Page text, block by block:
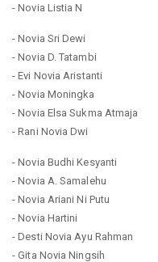
- Novia Listia N
- Novia Sri Dewi
- Novia D. Tatambi
- Evi Novia Aristanti
- Novia Moningka
- Novia Elsa Sukma Atmaja
- Rani Novia Dwi
- Novia Budhi Kesyanti
- Novia A. Samalehu
- Novia Ariani Ni Putu
- Novia Hartini
- Desti Novia Ayu Rahman
- Gita Novia Ningsih